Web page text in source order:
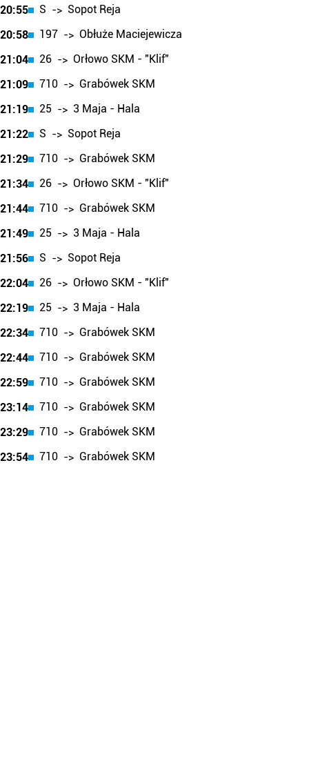
20:55 S -> Sopot Reja
20:58
197 -> Obłuże Maciejewicza
21:04
26 -> Orłowo SKM - "Klif"
21:09
710 -> Grabówek SKM
21:19
25 -> 3 Maja - Hala
21:22
S -> Sopot Reja
21:29
710 -> Grabówek SKM
21:34
26 -> Orłowo SKM - "Klif"
21:44
710 -> Grabówek SKM
21:49
25 -> 3 Maja - Hala
21:56
S -> Sopot Reja
22:04
26 -> Orłowo SKM - "Klif"
22:19
25 -> 3 Maja - Hala
22:34
710 -> Grabówek SKM
22:44
710 -> Grabówek SKM
22:59
710 -> Grabówek SKM
23:14
710 -> Grabówek SKM
23:29
710 -> Grabówek SKM
23:54
710 -> Grabówek SKM